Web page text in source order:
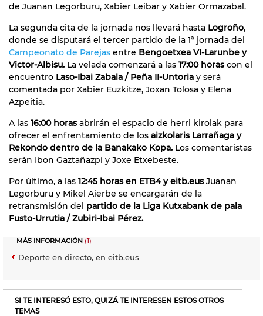
de Juanan Legorburu, Xabier Leibar y Xabier Ormazabal.
La segunda cita de la jornada nos llevará hasta Logroño,
donde se disputará el tercer partido de la 1ª jornada del
Campeonato de Parejas entre Bengoetxea VI-Larunbe y
Victor-Albisu. La velada comenzará a las 17:00 horascon el
encuentro Laso-Ibai Zabala / Peña II-Untoria y será
comentada por Xabier Euzkitze, Joxan Tolosa y Elena
Azpeitia.
A las 16:00 horasabrirán el espacio de herri kirolak para
ofrecer el enfrentamiento de los aizkolaris Larrañaga y
Rekondo dentro de la Banakako Kopa. Los comentaristas
serán Ibon Gaztañazpi y Joxe Etxebeste.
Por último, a las 12:45 horas en ETB4 y eitb.eusJuanan
Legorburu y Mikel Aierbe se encargarán de la
retransmisión del partido de la Liga Kutxabank de pala
Fusto-Urrutia / Zubiri-Ibai Pérez.
MÁS INFORMACIÓN (1)
Deporte en directo, en eitb.eus
SI TE INTERESÓ ESTO, QUIZÁ TE INTERESEN ESTOS OTROS
TEMAS